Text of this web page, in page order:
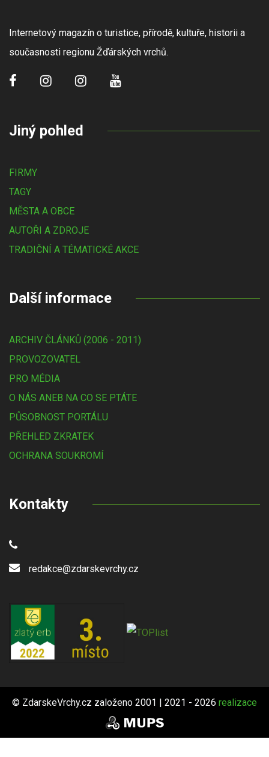
Internetový magazín o turistice, přírodě, kultuře, historii a
současnosti regionu Žďárských vrchů.
Jiný pohled
FIRMY
TAGY
MĚSTA A OBCE
AUTOŘI A ZDROJE
TRADIČNÍ A TÉMATICKÉ AKCE
Další informace
ARCHIV ČLÁNKŮ (2006 - 2011)
PROVOZOVATEL
PRO MÉDIA
O NÁS ANEB NA CO SE PTÁTE
PŮSOBNOST PORTÁLU
PŘEHLED ZKRATEK
OCHRANA SOUKROMÍ
Kontakty
redakce@zdarskevrchy.cz
© ZdarskeVrchy.cz založeno 2001 | 2021 - 2026 realizace